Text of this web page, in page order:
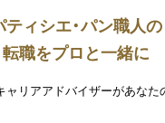
ティシエ・パン職人の
転職をプロと一緒に
ャリアアドバイザーがあなた